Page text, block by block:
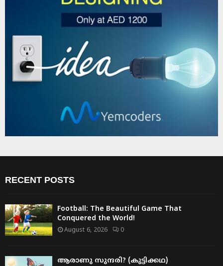
RECENT POSTS
Football: The Beautiful Game That
Conquered the World!
August 6, 2026 0
ആരാണു സുന്ദരി? (കുട്ടിക്കഥ)